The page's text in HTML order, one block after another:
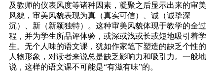
及教师的仪表风度等诸种因素，凝聚之后显示出来的审美
风貌，审美风貌表现为真（真实可信）、诚（诚挚深
沉）、新（新颖独特）。这种审美风貌体现于教学的全过
程，并为学生所品评体验，或深或浅或长或短地吸引着学
生。无个人味的语文课，犹如作家笔下塑造的缺乏个性的
人物形象，对读者来说总是缺乏影响力和吸引力。一般地
说，这样的语文课不可能是“有滋有味”的。